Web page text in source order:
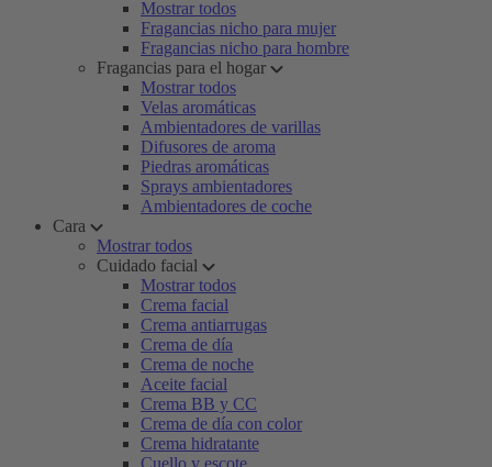
Mostrar todos
Fragancias nicho para mujer
Fragancias nicho para hombre
Fragancias para el hogar
Mostrar todos
Velas aromáticas
Ambientadores de varillas
Difusores de aroma
Piedras aromáticas
Sprays ambientadores
Ambientadores de coche
Cara
Mostrar todos
Cuidado facial
Mostrar todos
Crema facial
Crema antiarrugas
Crema de día
Crema de noche
Aceite facial
Crema BB y CC
Crema de día con color
Crema hidratante
Cuello y escote